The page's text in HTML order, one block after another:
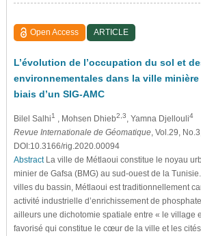
Open Access ARTICLE
L’évolution de l’occupation du sol et
environnementales dans la ville
biais d’un SIG-AMC
Bilel Salhi1 , Mohsen Dhieb2,3 , Yamna Djellouli4
Revue Internationale de Géomatique, Vol.29,
DOI:10.3166/rig.2020.00094
AbstractLa ville de Métlaoui constitue le noyau
minier de Gafsa (BMG) au sud-ouest de la
villes du bassin, Métlaoui est traditionnellement
activité industrielle d’enrichissement de
ailleurs une dichotomie spatiale entre « le village
favorisé qui constitue le cœur de la ville et les